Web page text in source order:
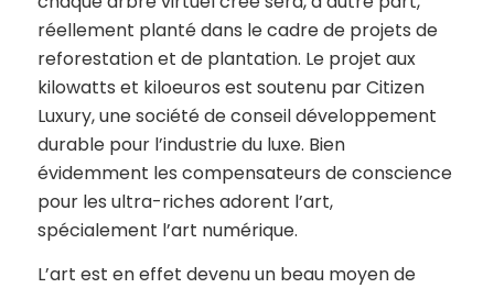
réellement planté dans le cadre de projets de
reforestation et de plantation. Le projet aux
kilowatts et kiloeuros est soutenu par Citizen
Luxury, une société de conseil développement
durable pour l’industrie du luxe. Bien
évidemment les compensateurs de conscience
pour les ultra-riches adorent l’art,
spécialement l’art numérique.
L’art est en effet devenu un beau moyen de